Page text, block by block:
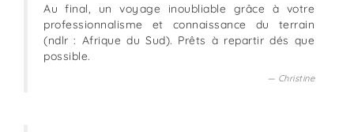
Au final, un voyage inoubliable grâce à votre
professionnalisme et connaissance du terrain
(ndlr : Afrique du Sud). Prêts à repartir dés que
possible.
Christine